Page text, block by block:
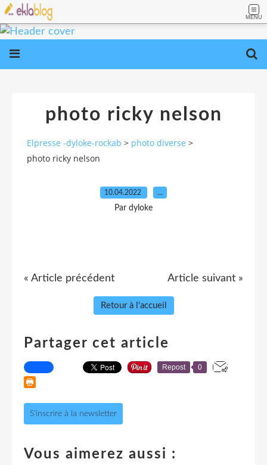
MENU
photo ricky nelson
Elpresse -dyloke-rockab > photo diverse >
photo ricky nelson
10.04.2022 …
Par dyloke
« Article précédent Article suivant »
Retour à l'accueil
Partager cet article
Repost 0
S'inscrire à la newsletter
Vous aimerez aussi :